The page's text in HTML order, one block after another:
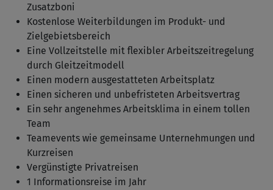
Zusatzboni
Kostenlose Weiterbildungen im Produkt- und
Zielgebietsbereich
Eine Vollzeitstelle mit flexibler Arbeitszeitregelung
durch Gleitzeitmodell
Einen modern ausgestatteten Arbeitsplatz
Einen sicheren und unbefristeten Arbeitsvertrag
Ein sehr angenehmes Arbeitsklima in einem tollen
Team
Teamevents wie gemeinsame Unternehmungen und
Kurzreisen
Vergünstigte Privatreisen
1 Informationsreise im Jahr